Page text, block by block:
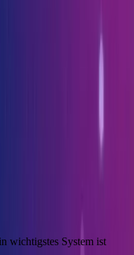
wichtigstes System ist